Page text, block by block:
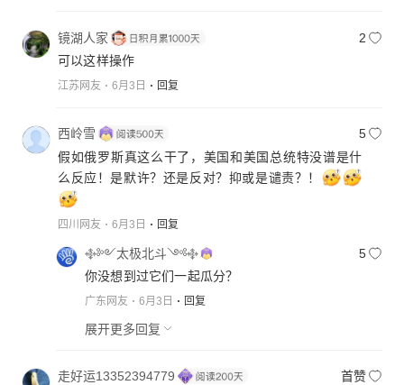
镜湖人家
2
可以这样操作
江苏网友 6月3日 回复
西岭雪
5
假如俄罗斯真这么干了，美国和美国总统特没谱是什
么反应！是默许？还是反对？抑或是谴责？！
四川网友 6月3日 回复
࿇༻太极北斗༺࿇
5
你没想到过它们一起瓜分？
广东网友 6月3日 回复
展开更多回复
走好运13352394779
首赞